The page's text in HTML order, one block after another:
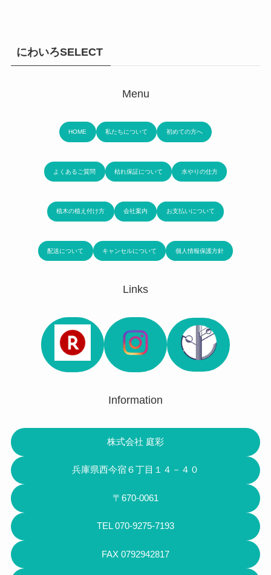
にわいろSELECT
Menu
HOME 私たちについて 初めての方へ
よくあるご質問 枯れ保証について 水やりの仕方
植木の植え付け方 会社案内 お支払いについて
配送について キャンセルについて 個人情報保護方針
Links
Information
株式会社 庭彩
兵庫県西今宿６丁目１４－４０
〒670-0061
TEL 070-9275-7193
FAX 0792942817